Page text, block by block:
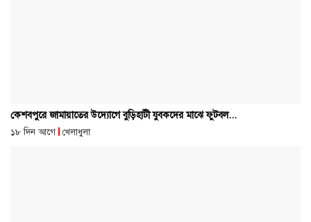
কেশবপুরে জামায়াতের উদ্যোগে বুড়িহাটী যুবকদের মাঝে ফুটবল...
১৮ দিন আগে খেলাধুলা